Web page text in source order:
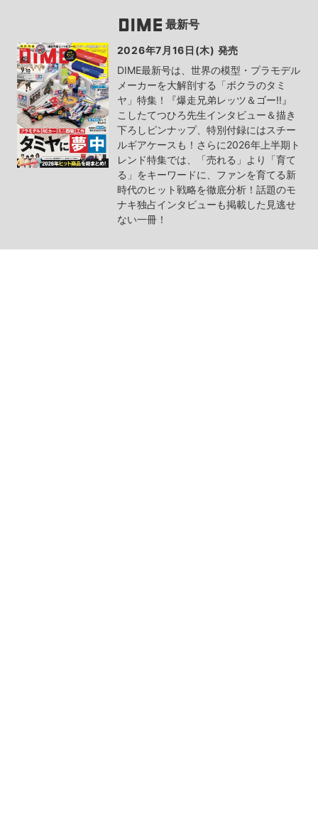
最新号
2026年7月16日(木) 発売
DIME最新号は、世界の模型・プラモデル
メーカーを大解剖する「ボクラのタミ
ヤ」特集！『爆走兄弟レッツ＆ゴー!!』
こしたてつひろ先生インタビュー＆描き
下ろしピンナップ、特別付録にはスチー
ルギアケースも！さらに2026年上半期ト
レンド特集では、「売れる」より「育て
る」をキーワードに、ファンを育てる新
時代のヒット戦略を徹底分析！話題のモ
ナキ独占インタビューも掲載した見逃せ
ない一冊！